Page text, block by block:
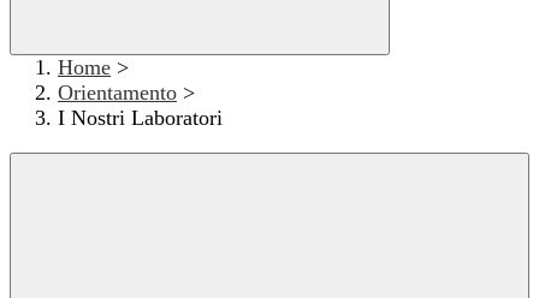
Home >
Orientamento >
I Nostri Laboratori